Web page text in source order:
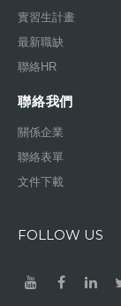
實習生計畫
最新職缺
聯絡HR
聯絡我們
關係企業
聯絡表單
文件下載
FOLLOW US